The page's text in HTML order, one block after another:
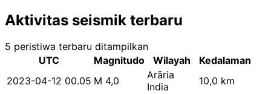
Aktivitas seismik terbaru
5 peristiwa terbaru ditampilkan
UTC
Magnitudo Wilayah
Kedalaman
2023-04-12 00.05 M 4,0
Arāria
India
10,0 km